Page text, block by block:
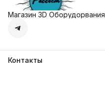
Магазин 3D Оборудорвания
Контакты